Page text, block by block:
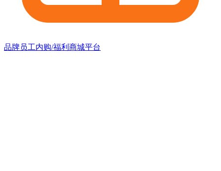
品牌员工内购/福利商城平台